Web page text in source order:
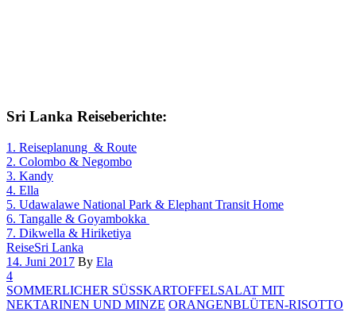
Sri Lanka Reiseberichte:
1. Reiseplanung & Route
2. Colombo & Negombo
3. Kandy
4. Ella
5. Udawalawe National Park & Elephant Transit Home
6. Tangalle & Goyambokka
7. Dikwella & Hiriketiya
ReiseSri Lanka
14. Juni 2017 By Ela
4
SOMMERLICHER SÜSSKARTOFFELSALAT MIT
NEKTARINEN UND MINZE ORANGENBLÜTEN-RISOTTO